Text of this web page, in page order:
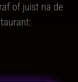
of juist na de